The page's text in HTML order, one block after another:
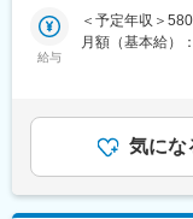
専門家との連携
◎人口流入が見
◎遊休資産のニ
給与
＜予定年収＞
月額（基本給）
ん。※上限年収
金はあくまでも
があります。月
気にな